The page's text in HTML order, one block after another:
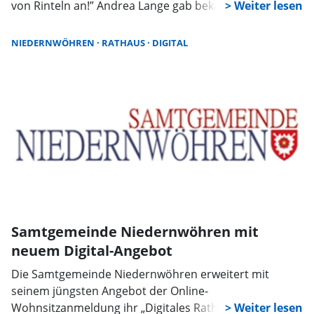
von Rinteln an!” Andrea Lange gab bekannt, was viele
hätten in den letzten Wochen das persönliche
Bündnis 90/GRÜNE und die WGS.
NIEDERNWÖHREN RATHAUS DIGITAL
Samtgemeinde Niedernwöhren mit
neuem Digital-Angebot
Die Samtgemeinde Niedernwöhren erweitert mit
seinem jüngsten Angebot der Online-
Wohnsitzanmeldung ihr „Digitales Rathaus“.